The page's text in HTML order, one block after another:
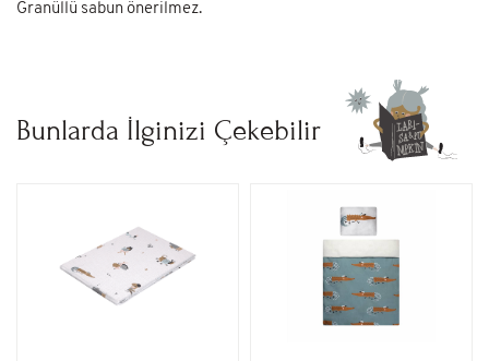
Granüllü sabun önerilmez.
Bunlarda İlginizi Çekebilir